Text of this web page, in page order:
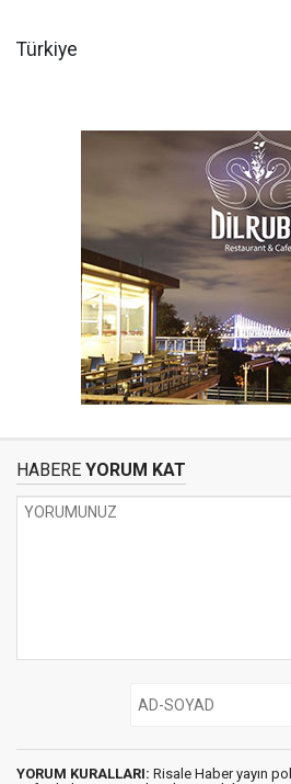
Türkiye
HABERE YORUM KAT
YORUM KURALLARI: Risale Haber yayın